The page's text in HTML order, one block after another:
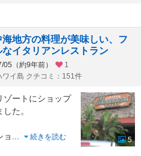
地方の料理が美味しい、フ
イタリアンレストラン
（約9年前）
1
ワイ島 クチコミ：151件
ゾートにショップ
た。
ョ
続きを読む
5